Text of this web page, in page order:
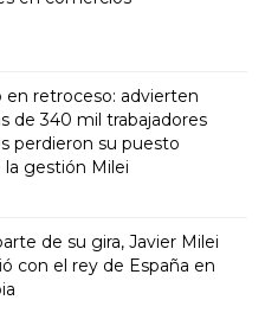
en retroceso: advierten
de 340 mil trabajadores
perdieron su puesto
la gestión Milei
de su gira, Javier Milei
con el rey de España en